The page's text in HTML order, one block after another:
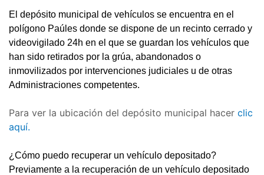
El depósito municipal de vehículos se encuentra en el
polígono Paúles donde se dispone de un recinto cerrado y
videovigilado 24h en el que se guardan los vehículos que
han sido retirados por la grúa, abandonados o
inmovilizados por intervenciones judiciales u de otras
Administraciones competentes.
Para ver la ubicación del depósito municipal hacer clic
aquí.
¿Cómo puedo recuperar un vehículo depositado?
Previamente a la recuperación de un vehículo depositado